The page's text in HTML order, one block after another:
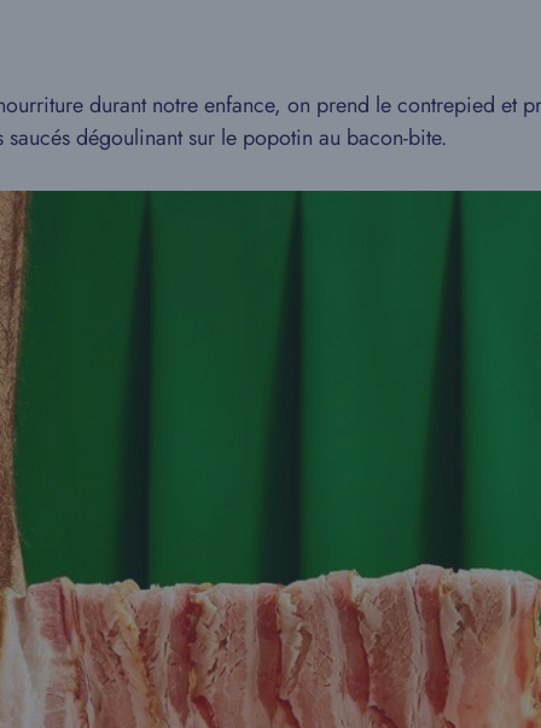
durant notre enfance, on prend le contrepied et
saucés dégoulinant sur le popotin au bacon-bite.